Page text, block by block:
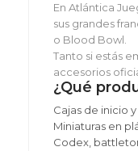
En Atlántica
sus grandes
o Blood Bowl.
Tanto si estás
accesorios
¿Qué
Cajas de inicio
Miniaturas en
Codex,